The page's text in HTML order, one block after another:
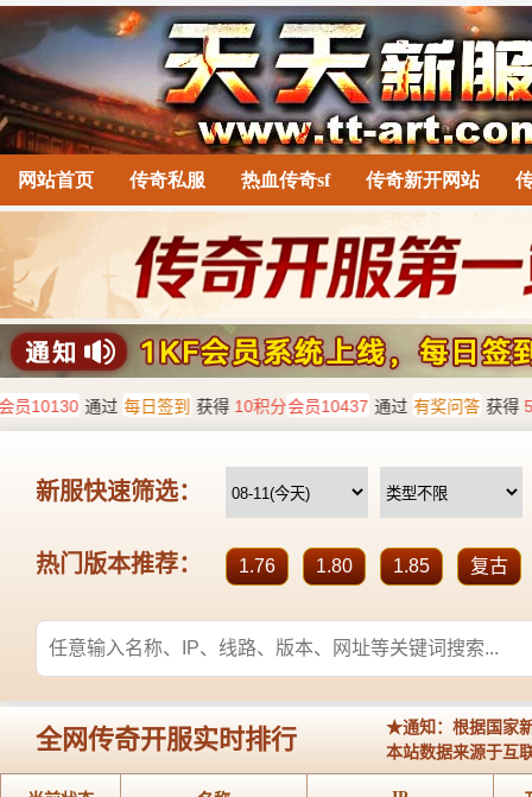
网站首页 传奇私服 热血传奇sf 传奇新开网站